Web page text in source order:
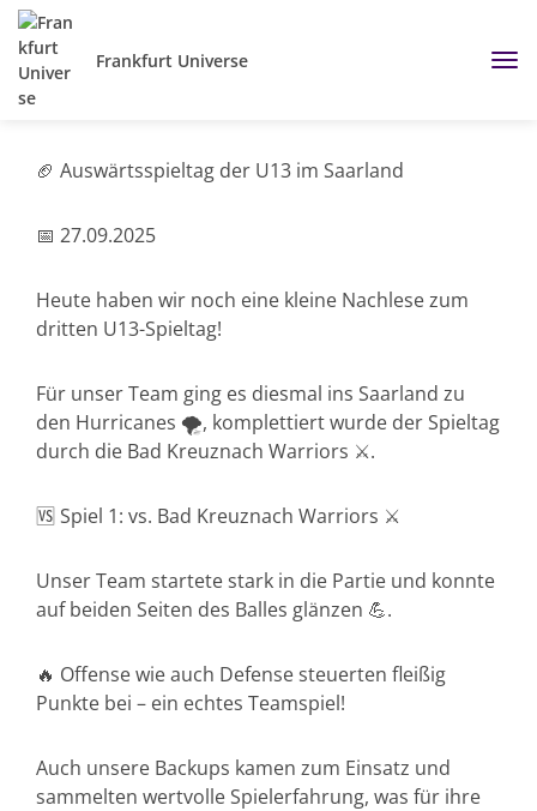
Frankfurt Universe
🏈 Auswärtsspieltag der U13 im Saarland
📅 27.09.2025
Heute haben wir noch eine kleine Nachlese zum
dritten U13-Spieltag!
Für unser Team ging es diesmal ins Saarland zu
den Hurricanes 🌪️, komplettiert wurde der Spieltag
durch die Bad Kreuznach Warriors ⚔️.
🆚 Spiel 1: vs. Bad Kreuznach Warriors ⚔️
Unser Team startete stark in die Partie und konnte
auf beiden Seiten des Balles glänzen 💪.
🔥 Offense wie auch Defense steuerten fleißig
Punkte bei – ein echtes Teamspiel!
Auch unsere Backups kamen zum Einsatz und
sammelten wertvolle Spielerfahrung, was für ihre